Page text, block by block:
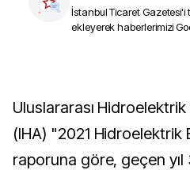
İstanbul Ticaret Gazetesi'i
ekleyerek haberlerimizi
Uluslararası Hidroelektrik Enerjisi Kurumu’nun
(IHA) "2021 Hidroelektrik
raporuna göre, geçen yıl